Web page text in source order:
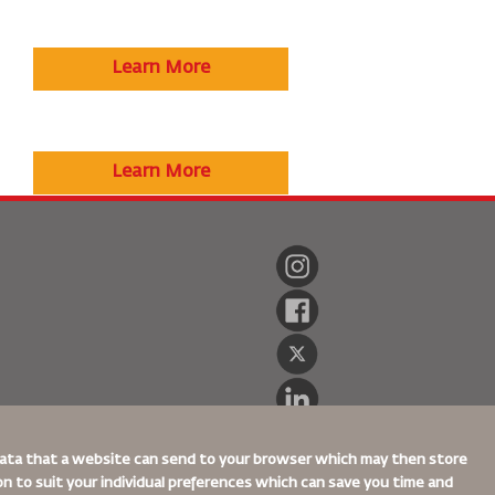
Learn More
Learn More
that a website can send to your browser which may then store
suit your individual preferences which can save you time and